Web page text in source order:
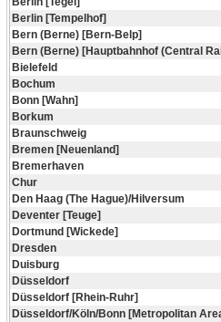
Berlin [Tempelhof]
Bern (Berne) [Bern-Belp]
Bern (Berne) [Hauptbahnhof (Central
Bielefeld
Bochum
Bonn [Wahn]
Borkum
Braunschweig
Bremen [Neuenland]
Bremerhaven
Chur
Den Haag (The Hague)/Hilversum
Deventer [Teuge]
Dortmund [Wickede]
Dresden
Duisburg
Düsseldorf
Düsseldorf [Rhein-Ruhr]
Düsseldorf/Köln/Bonn [Metropolitan